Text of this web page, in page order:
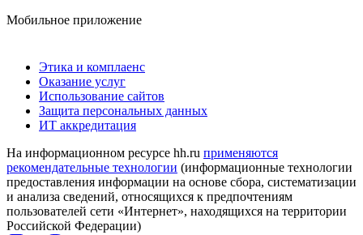
Мобильное приложение
Этика и комплаенс
Оказание услуг
Использование сайтов
Защита персональных данных
ИТ аккредитация
На информационном ресурсе hh.ru применяются
рекомендательные технологии (информационные технологии
предоставления информации на основе сбора, систематизации
и анализа сведений, относящихся к предпочтениям
пользователей сети «Интернет», находящихся на территории
Российской Федерации)